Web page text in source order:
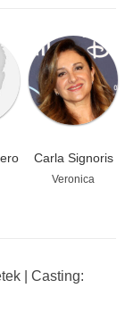
Carla Signoris
Veronica
| Casting: